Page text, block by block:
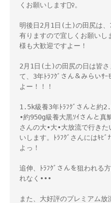
くお願いします🙇‍♀️。
明後日2月1日(土)の田尻は、
有りますので宜しくお願いし
様も大歓迎ですよー！
2月1日(土)の田尻の日は皆さ
て、3年ﾄﾗﾌｸﾞさん＆みらいｻ
よー！！！
1.5k級養3年ﾄﾗﾌｸﾞさんと約
•約950g級養大黒ｿｲさんと真
さんの大•大•大放流で行き
いします。ﾄﾗﾌｸﾞさんにはｷﾋﾞ
よっ！
追伸、ﾄﾗﾌｸﾞさんを狙われる
れなく•••
また、大好評のプレミアム放